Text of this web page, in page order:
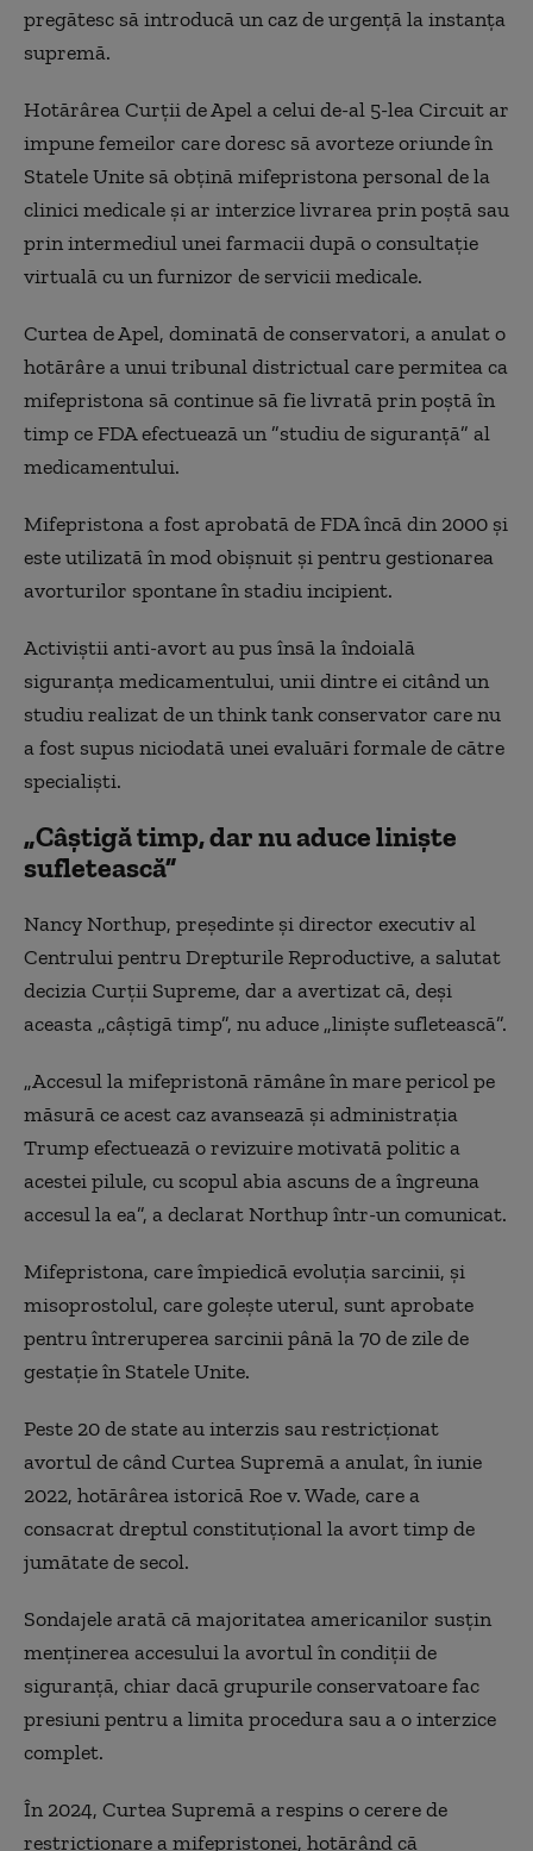
pregătesc să introducă un caz de urgenţă la instanţa
supremă.
Hotărârea Curţii de Apel a celui de-al 5-lea Circuit ar
impune femeilor care doresc să avorteze oriunde în
Statele Unite să obţină mifepristona personal de la
clinici medicale şi ar interzice livrarea prin poştă sau
prin intermediul unei farmacii după o consultaţie
virtuală cu un furnizor de servicii medicale.
Curtea de Apel, dominată de conservatori, a anulat o
hotărâre a unui tribunal districtual care permitea ca
mifepristona să continue să fie livrată prin poştă în
timp ce FDA efectuează un ”studiu de siguranţă” al
medicamentului.
Mifepristona a fost aprobată de FDA încă din 2000 şi
este utilizată în mod obişnuit şi pentru gestionarea
avorturilor spontane în stadiu incipient.
Activiştii anti-avort au pus însă la îndoială
siguranţa medicamentului, unii dintre ei citând un
studiu realizat de un think tank conservator care nu
a fost supus niciodată unei evaluări formale de către
specialişti.
„Câştigă timp, dar nu aduce linişte
sufletească”
Nancy Northup, preşedinte şi director executiv al
Centrului pentru Drepturile Reproductive, a salutat
decizia Curţii Supreme, dar a avertizat că, deşi
aceasta „câştigă timp”, nu aduce „linişte sufletească”.
„Accesul la mifepristonă rămâne în mare pericol pe
măsură ce acest caz avansează şi administraţia
Trump efectuează o revizuire motivată politic a
acestei pilule, cu scopul abia ascuns de a îngreuna
accesul la ea”, a declarat Northup într-un comunicat.
Mifepristona, care împiedică evoluţia sarcinii, şi
misoprostolul, care goleşte uterul, sunt aprobate
pentru întreruperea sarcinii până la 70 de zile de
gestaţie în Statele Unite.
Peste 20 de state au interzis sau restricţionat
avortul de când Curtea Supremă a anulat, în iunie
2022, hotărârea istorică Roe v. Wade, care a
consacrat dreptul constituţional la avort timp de
jumătate de secol.
Sondajele arată că majoritatea americanilor susţin
menţinerea accesului la avortul în condiţii de
siguranţă, chiar dacă grupurile conservatoare fac
presiuni pentru a limita procedura sau a o interzice
complet.
În 2024, Curtea Supremă a respins o cerere de
restricţionare a mifepristonei, hotărând că